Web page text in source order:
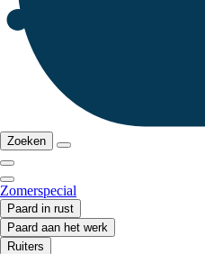
Zoeken
Zomerspecial
Paard in rust
Paard aan het werk
Ruiters